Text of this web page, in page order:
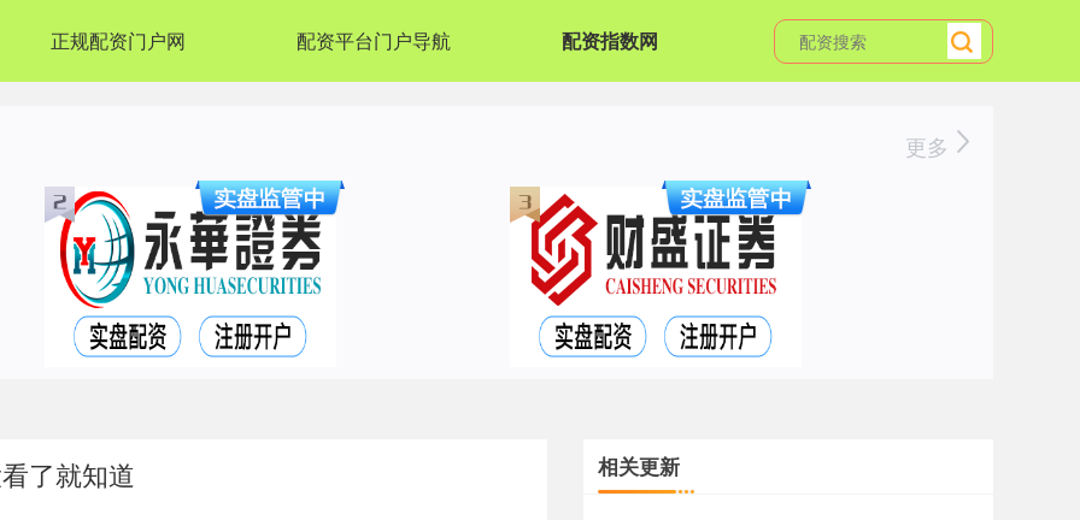
正规配资门户网 配资平台门户导航 配资指数网
更多
了就知道 相关更新